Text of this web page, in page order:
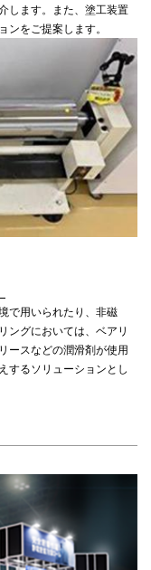
します。また、塗工装置
をご提案します。
で用いられたり、非磁
ングにおいては、ベアリ
ースなどの潤滑剤が使用
するソリューションとし